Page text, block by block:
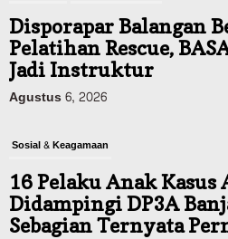
Disporapar Balangan
Pelatihan Rescue,
Jadi Instruktur
Agustus 6, 2026
Sosial & Keagamaan
16 Pelaku Anak Kasus
Didampingi DP3A
Sebagian Ternyata